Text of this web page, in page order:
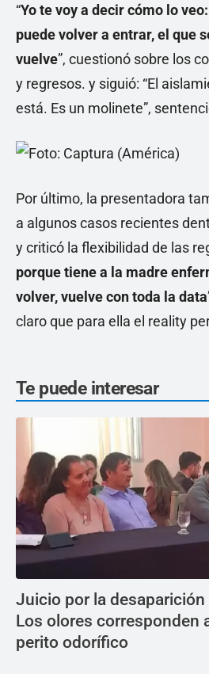
“Yo te voy a decir cómo lo
puede volver a entrar, el que
vuelve”, cuestionó sobre los
y regresos. y siguió: “El
está. Es un molinete”,
Por último, la presentadora
a algunos casos recientes
y criticó la flexibilidad de las
porque tiene a la madre
volver, vuelve con toda la data
claro que para ella el reality
Te puede interesar
Juicio por la desaparición
Los olores corresponden
perito odorífico